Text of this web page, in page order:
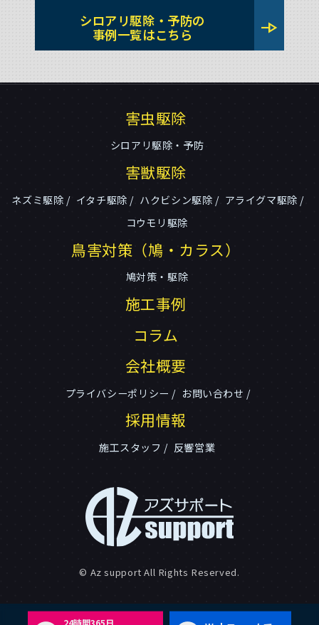
シロアリ駆除・予防の
事例一覧はこちら
line_end_arrow
害虫駆除
シロアリ駆除・予防
害獣駆除
ネズミ駆除 イタチ駆除 ハクビシン駆除
アライグマ駆除
コウモリ駆除
鳥害対策（鳩・カラス）
鳩対策・駆除
施工事例
コラム
会社概要
プライバシーポリシー お問い合わせ
採用情報
施工スタッフ 反響営業
© Az support All Rights Reserved.
24時間365日